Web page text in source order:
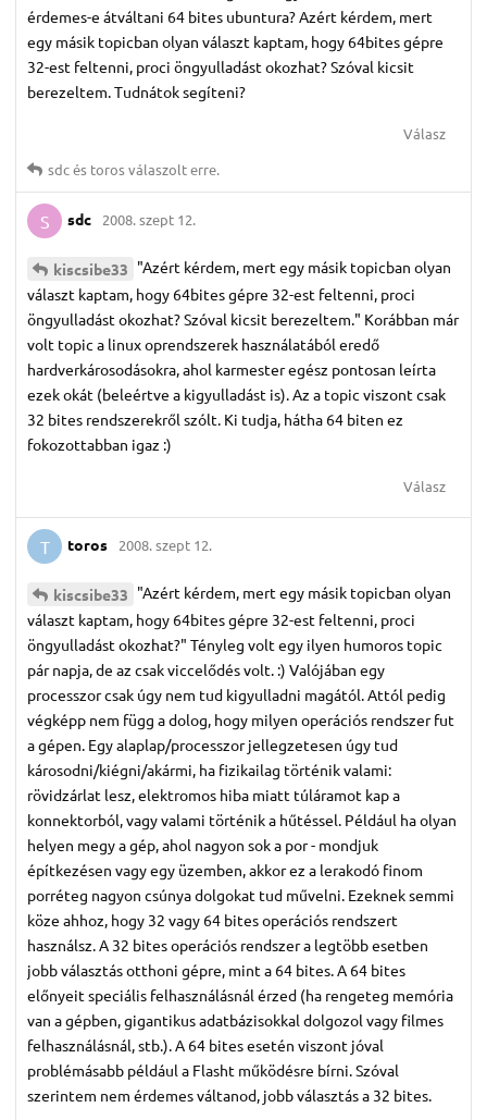
érdemes-e átváltani 64 bites ubuntura? Azért kérdem, mert
egy másik topicban olyan választ kaptam, hogy 64bites gépre
32-est feltenni, proci öngyulladást okozhat? Szóval kicsit
berezeltem. Tudnátok segíteni?
Válasz
sdcés torosválaszolt erre.
S sdc 2008. szept 12.
kiscsibe33 "Azért kérdem, mert egy másik topicban olyan
választ kaptam, hogy 64bites gépre 32-est feltenni, proci
öngyulladást okozhat? Szóval kicsit berezeltem." Korábban már
volt topic a linux oprendszerek használatából eredő
hardverkárosodásokra, ahol karmester egész pontosan leírta
ezek okát (beleértve a kigyulladást is). Az a topic viszont csak
32 bites rendszerekről szólt. Ki tudja, hátha 64 biten ez
fokozottabban igaz :)
Válasz
T toros 2008. szept 12.
kiscsibe33 "Azért kérdem, mert egy másik topicban olyan
választ kaptam, hogy 64bites gépre 32-est feltenni, proci
öngyulladást okozhat?" Tényleg volt egy ilyen humoros topic
pár napja, de az csak viccelődés volt. :) Valójában egy
processzor csak úgy nem tud kigyulladni magától. Attól pedig
végképp nem függ a dolog, hogy milyen operációs rendszer fut
a gépen. Egy alaplap/processzor jellegzetesen úgy tud
károsodni/kiégni/akármi, ha fizikailag történik valami:
rövidzárlat lesz, elektromos hiba miatt túláramot kap a
konnektorból, vagy valami történik a hűtéssel. Például ha olyan
helyen megy a gép, ahol nagyon sok a por - mondjuk
építkezésen vagy egy üzemben, akkor ez a lerakodó finom
porréteg nagyon csúnya dolgokat tud művelni. Ezeknek semmi
köze ahhoz, hogy 32 vagy 64 bites operációs rendszert
használsz. A 32 bites operációs rendszer a legtöbb esetben
jobb választás otthoni gépre, mint a 64 bites. A 64 bites
előnyeit speciális felhasználásnál érzed (ha rengeteg memória
van a gépben, gigantikus adatbázisokkal dolgozol vagy filmes
felhasználásnál, stb.). A 64 bites esetén viszont jóval
problémásabb például a Flasht működésre bírni. Szóval
szerintem nem érdemes váltanod, jobb választás a 32 bites.